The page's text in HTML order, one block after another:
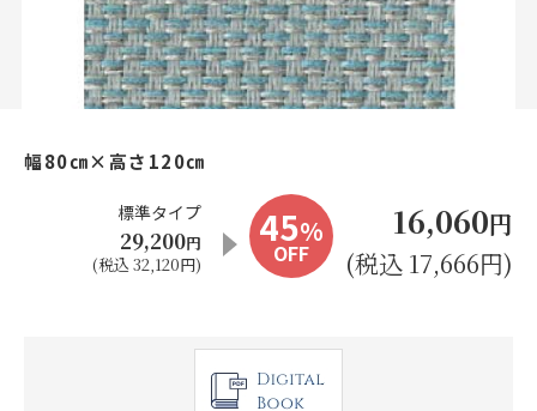
お見積り来店予約はこちら
法人のお客様へ
幅80㎝×高さ120㎝
標準タイプ
29,200円
(税込 32,120円)
45%
OFF
16,060円
(税込 17,666円)